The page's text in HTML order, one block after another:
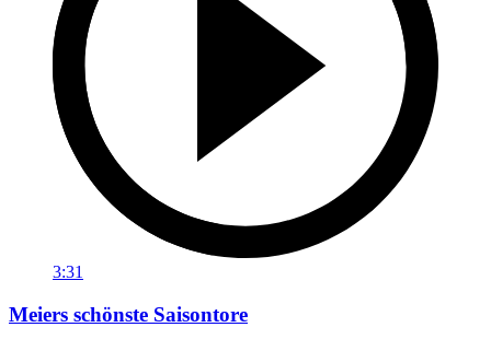
3:31
Meiers schönste Saisontore